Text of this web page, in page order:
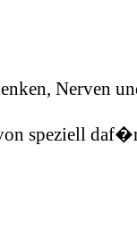
Nerven
speziell